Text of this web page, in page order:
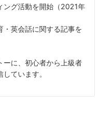
ング活動を開始（2021年
・英会話に関する記事を
ーに、初心者から上級者
ています。